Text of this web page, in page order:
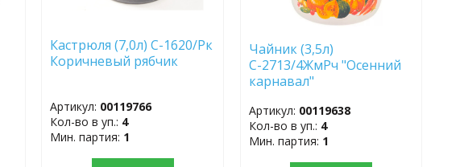
Кастрюля (7,0л) С-1620/Рк
Коричневый рябчик
Артикул: 00119766
Кол-во в уп.: 4
Мин. партия: 1
Чайник (3,5л)
С-2713/4ЖмРч "Осенний
карнавал"
Артикул: 00119638
Кол-во в уп.: 4
Мин. партия: 1